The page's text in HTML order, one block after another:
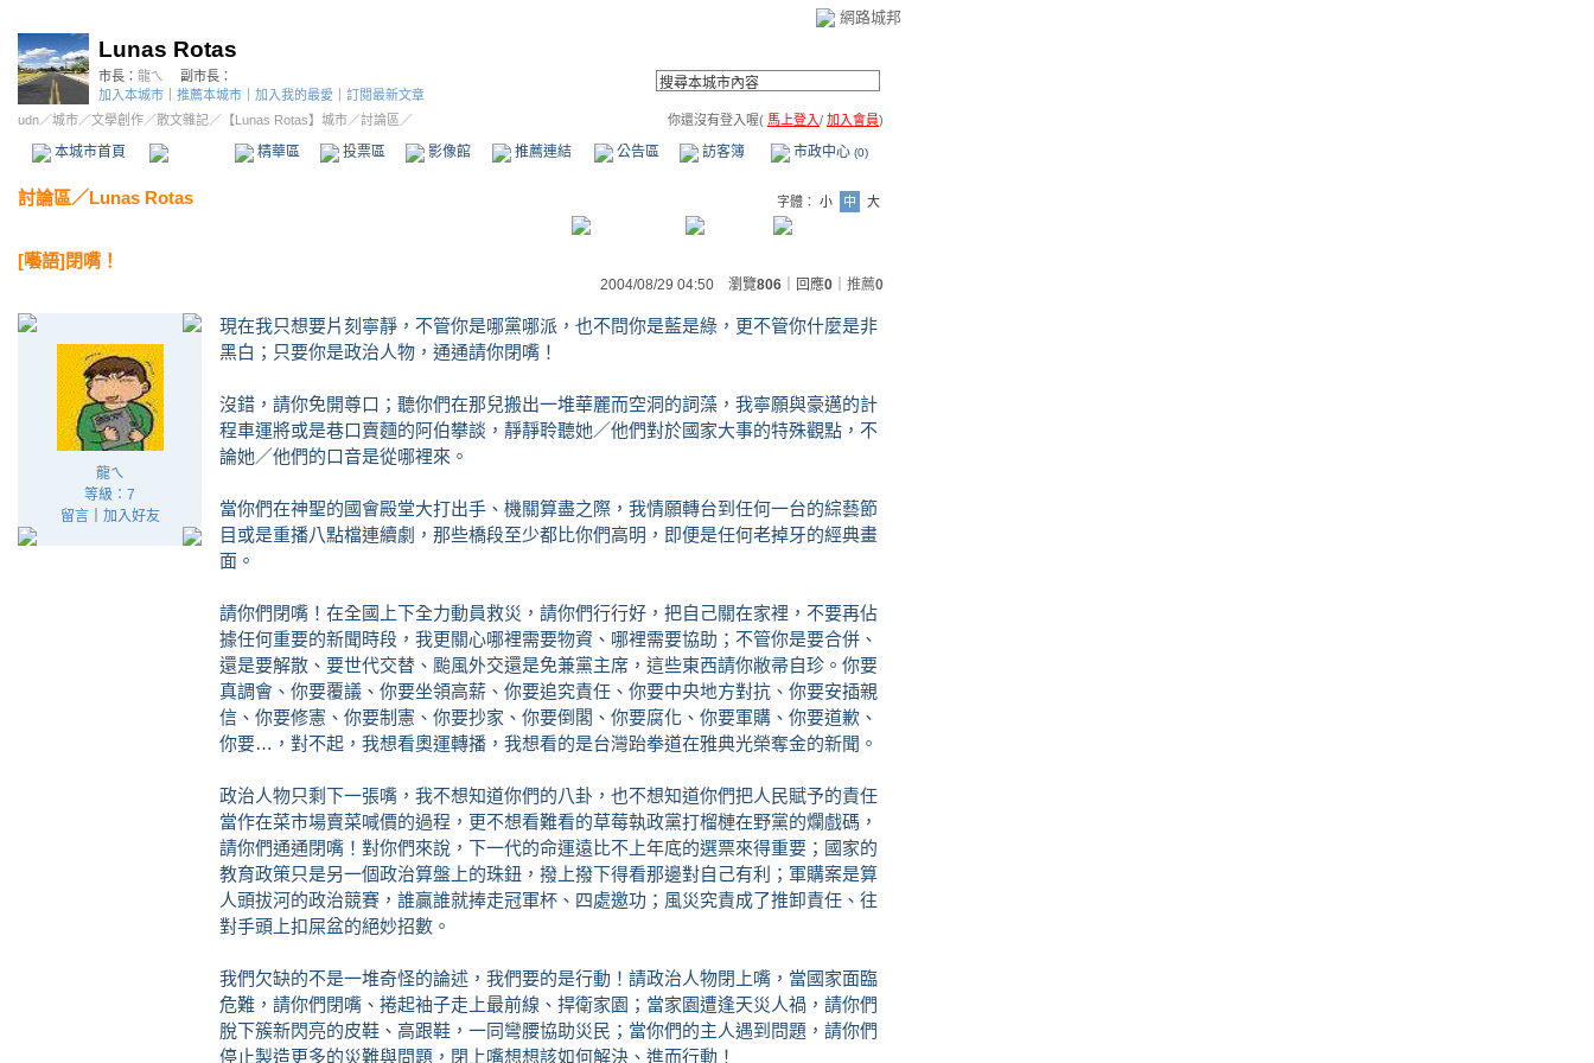
網路城邦
Lunas Rotas
市長： 龍ㄟ
副市長：
加入本城市
推薦本城市 加入我的最愛
訂閱最新文章
udn／城市／文學創作／散文雜記／ 【Lunas Rotas】城市／討論區／ 你還沒有登入喔( 馬上登入/ 加入會員)
本城市首頁 精華區 投票區 影像館 推薦連結 公告區 訪客簿 市政中心 (0)
討論區／Lunas Rotas 字體： 小 中 大
[囈語]閉嘴！
2004/08/29 04:50 瀏覽806 ｜回應0 推薦0
龍ㄟ
等級：7
留言｜ 加入好友
現在我只想要片刻寧靜，不管你是哪黨哪派，也不問你是藍是綠，更不管你什麼是非
黑白；只要你是政治人物，通通請你閉嘴！
沒錯，請你免開尊口；聽你們在那兒搬出一堆華麗而空洞的詞藻，我寧願與豪邁的計
程車運將或是巷口賣麵的阿伯攀談，靜靜聆聽她／他們對於國家大事的特殊觀點，不
論她／他們的口音是從哪裡來。
當你們在神聖的國會殿堂大打出手、機關算盡之際，我情願轉台到任何一台的綜藝節
目或是重播八點檔連續劇，那些橋段至少都比你們高明，即便是任何老掉牙的經典畫
面。
請你們閉嘴！在全國上下全力動員救災，請你們行行好，把自己關在家裡，不要再佔
據任何重要的新聞時段，我更關心哪裡需要物資、哪裡需要協助；不管你是要合併、
還是要解散、要世代交替、颱風外交還是免兼黨主席，這些東西請你敝帚自珍。你要
真調會、你要覆議、你要坐領高薪、你要追究責任、你要中央地方對抗、你要安插親
信、你要修憲、你要制憲、你要抄家、你要倒閣、你要腐化、你要軍購、你要道歉、
你要…，對不起，我想看奧運轉播，我想看的是台灣跆拳道在雅典光榮奪金的新聞。
政治人物只剩下一張嘴，我不想知道你們的八卦，也不想知道你們把人民賦予的責任
當作在菜市場賣菜喊價的過程，更不想看難看的草莓執政黨打榴槤在野黨的爛戲碼，
請你們通通閉嘴！對你們來說，下一代的命運遠比不上年底的選票來得重要；國家的
教育政策只是另一個政治算盤上的珠鈕，撥上撥下得看那邊對自己有利；軍購案是算
人頭拔河的政治競賽，誰贏誰就捧走冠軍杯、四處邀功；風災究責成了推卸責任、往
對手頭上扣屎盆的絕妙招數。
我們欠缺的不是一堆奇怪的論述，我們要的是行動！請政治人物閉上嘴，當國家面臨
危難，請你們閉嘴、捲起袖子走上最前線、捍衛家園；當家園遭逢天災人禍，請你們
脫下簇新閃亮的皮鞋、高跟鞋，一同彎腰協助災民；當你們的主人遇到問題，請你們
停止製造更多的災難與問題，閉上嘴想想該如何解決、進而行動！